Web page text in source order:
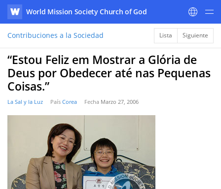
WATV
World Mission Society Church of God
Contribuciones a la Sociedad Lista Siguiente
“Estou Feliz em Mostrar a Glória de
Deus por Obedecer até nas Pequenas
Coisas.”
La Sal y la Luz País Corea Fecha Marzo 27, 2006